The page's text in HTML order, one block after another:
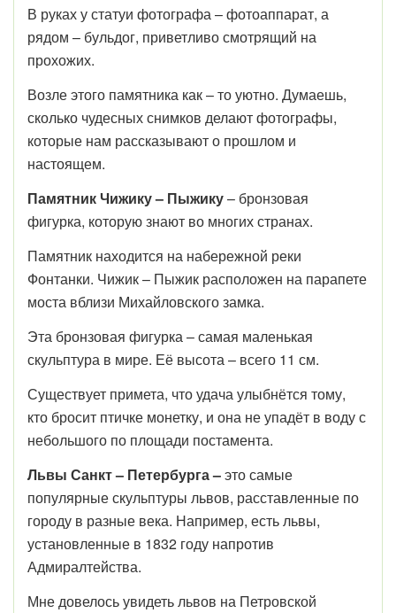
В руках у статуи фотографа – фотоаппарат, а
рядом – бульдог, приветливо смотрящий на
прохожих.
Возле этого памятника как – то уютно. Думаешь,
сколько чудесных снимков делают фотографы,
которые нам рассказывают о прошлом и
настоящем.
Памятник Чижику – Пыжику– бронзовая
фигурка, которую знают во многих странах.
Памятник находится на набережной реки
Фонтанки. Чижик – Пыжик расположен на парапете
моста вблизи Михайловского замка.
Эта бронзовая фигурка – самая маленькая
скульптура в мире. Её высота – всего 11 см.
Существует примета, что удача улыбнётся тому,
кто бросит птичке монетку, и она не упадёт в воду с
небольшого по площади постамента.
Львы Санкт – Петербурга –это самые
популярные скульптуры львов, расставленные по
городу в разные века. Например, есть львы,
установленные в 1832 году напротив
Адмиралтейства.
Мне довелось увидеть львов на Петровской